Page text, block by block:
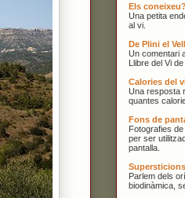
Els coneixeu?
Una petita
al vi.
De Plini el
Un comentari
Llibre del Vi de
Calories del
Una resposta
quantes
Fons de
Fotografies
per ser
pantalla.
Parlem dels
biodinàmica,